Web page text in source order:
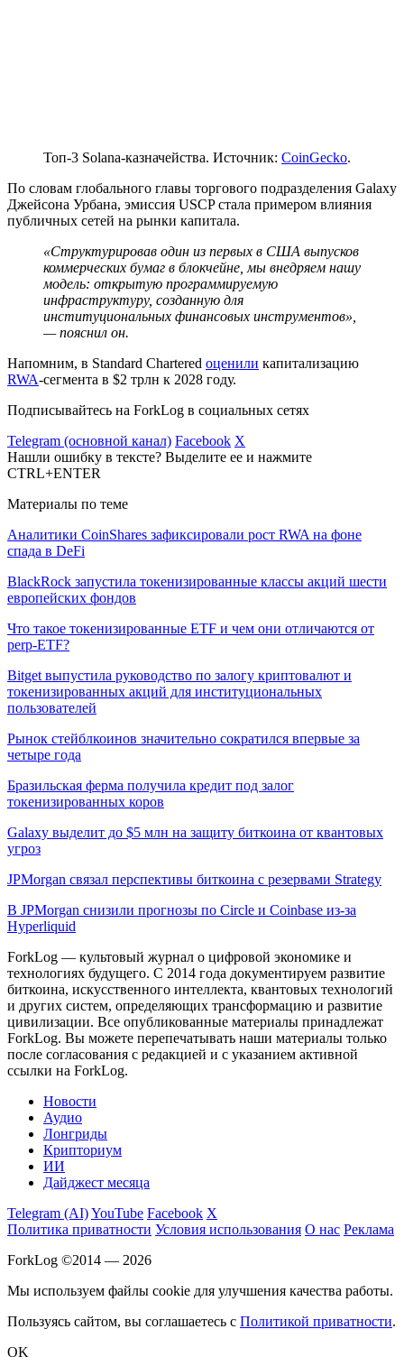
Топ-3 Solana-казначейства. Источник: CoinGecko.
По словам глобального главы торгового подразделения Galaxy
Джейсона Урбана, эмиссия USCP стала примером влияния
публичных сетей на рынки капитала.
«Структурировав один из первых в США выпусков
коммерческих бумаг в блокчейне, мы внедряем нашу
модель: открытую программируемую
инфраструктуру, созданную для
институциональных финансовых инструментов»,
— пояснил он.
Напомним, в Standard Chartered оценили капитализацию
RWA-сегмента в $2 трлн к 2028 году.
Подписывайтесь на ForkLog в социальных сетях
Telegram (основной канал) Facebook X
Нашли ошибку в тексте? Выделите ее и нажмите
CTRL+ENTER
Материалы по теме
Аналитики CoinShares зафиксировали рост RWA на фоне
спада в DeFi
BlackRock запустила токенизированные классы акций шести
европейских фондов
Что такое токенизированные ETF и чем они отличаются от
perp-ETF?
Bitget выпустила руководство по залогу криптовалют и
токенизированных акций для институциональных
пользователей
Рынок стейблкоинов значительно сократился впервые за
четыре года
Бразильская ферма получила кредит под залог
токенизированных коров
Galaxy выделит до $5 млн на защиту биткоина от квантовых
угроз
JPMorgan связал перспективы биткоина с резервами Strategy
В JPMorgan снизили прогнозы по Circle и Coinbase из-за
Hyperliquid
ForkLog — культовый журнал о цифровой экономике и
технологиях будущего. С 2014 года документируем развитие
биткоина, искусственного интеллекта, квантовых технологий
и других систем, определяющих трансформацию и развитие
цивилизации. Все опубликованные материалы принадлежат
ForkLog. Вы можете перепечатывать наши материалы только
после согласования с редакцией и с указанием активной
ссылки на ForkLog.
Новости
Аудио
Лонгриды
Крипториум
ИИ
Дайджест месяца
Telegram (AI)YouTube Facebook X
Политика приватности Условия использования О нас Реклама
ForkLog ©2014 — 2026
Мы используем файлы cookie для улучшения качества работы.
Пользуясь сайтом, вы соглашаетесь с Политикой приватности.
OK